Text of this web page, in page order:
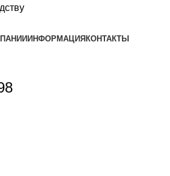
ИНФОРМАЦИЯ КОНТАКТЫ